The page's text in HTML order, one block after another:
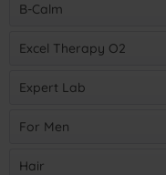
B-Calm
Excel Therapy O2
Expert Lab
For Men
Hair
3